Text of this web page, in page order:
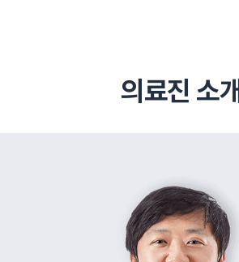
#초음파약침 #척추압박골절
의료진 소개